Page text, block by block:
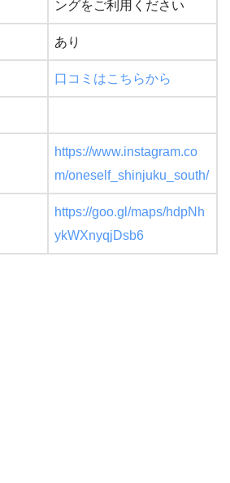
ングをご利用ください
あり
口コミはこちらから
https://www.instagram.co
m/oneself_shinjuku_south/
https://goo.gl/maps/hdpNh
ykWXnyqjDsb6